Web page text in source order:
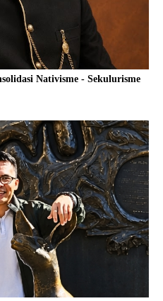
Nativisme - Sekulurisme